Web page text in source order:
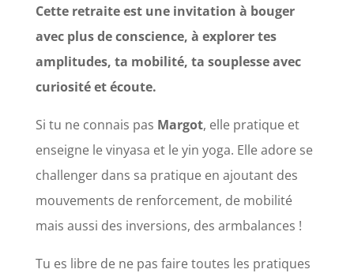
Cette retraite est une invitation à bouger
avec plus de conscience, à explorer tes
amplitudes, ta mobilité, ta souplesse avec
curiosité et écoute.
Si tu ne connais pas Margot, elle pratique et
enseigne le vinyasa et le yin yoga. Elle adore se
challenger dans sa pratique en ajoutant des
mouvements de renforcement, de mobilité
mais aussi des inversions, des armbalances !
Tu es libre de ne pas faire toutes les pratiques